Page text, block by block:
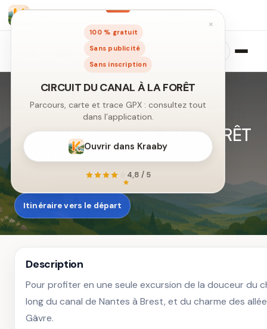
Lieux, événements et activités GRATUIT
×
100 % gratuit
Sans publicité
Sans inscription
CIRCUIT DU CANAL À LA FORÊT
Parcours, carte et trace GPX : consultez tout
Ouvrir dans Kraaby
Randonnées ›CIRCUIT DU CANAL À LA FORÊT
CIRCUIT DU CANAL À LA FORÊT
44130 Blain
Itinéraire vers le départ
Description
Pour profiter en une seule excursion de la douceur du
long du canal de Nantes à Brest, et du charme des
Gâvre.